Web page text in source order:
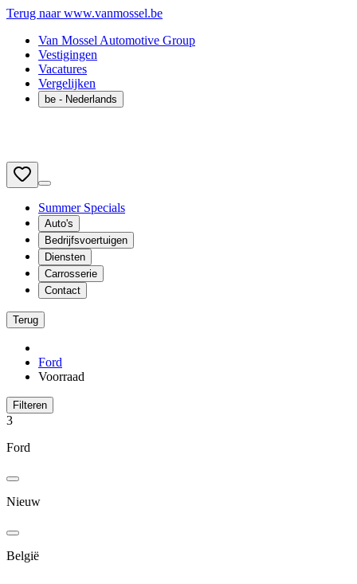
Terug naar www.vanmossel.be
Van Mossel Automotive Group
Vestigingen
Vacatures
Vergelijken
be - Nederlands
Summer Specials
Auto's
Bedrijfsvoertuigen
Diensten
Carrosserie
Contact
Terug
Ford
Voorraad
Filteren
3
Ford
Nieuw
België